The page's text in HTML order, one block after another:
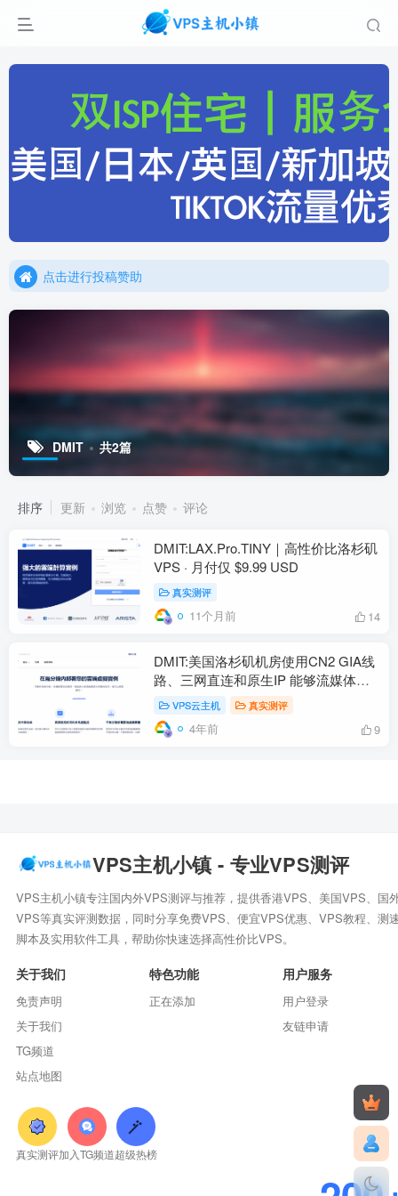
点击加入官方TG频道/聊天群
点击进行投稿赞助
点击加入官方TG频道/聊天群
DMIT 共2篇
排序 更新 浏览 点赞 评论
DMIT:LAX.Pro.TINY｜高性价比洛杉矶
VPS · 月付仅 $9.99 USD
真实测评
11个月前 14
DMIT:美国洛杉矶机房使用CN2 GIA线
路、三网直连和原生IP 能够流媒体解
锁
VPS云主机 真实测评
4年前 9
VPS主机小镇 - 专业VPS测评
VPS主机小镇专注国内外VPS测评与推荐，提供香港VPS、美国VPS、国
VPS等真实评测数据，同时分享免费VPS、便宜VPS优惠、VPS教程、测
脚本及实用软件工具，帮助你快速选择高性价比VPS。
关于我们
免责声明
关于我们
TG频道
站点地图
特色功能
正在添加
用户服务
用户登录
友链申请
真实测评加入TG频道超级热榜